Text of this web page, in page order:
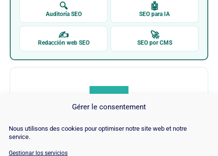
Gérer le consentement
Nous utilisons des cookies pour optimiser notre site web et notre
service.
Gestionar los servicios
🔍
Auditoría SEO
🤖
SEO para IA
✍
Redacción web SEO
🚀
SEO por CMS
SERPmetrics